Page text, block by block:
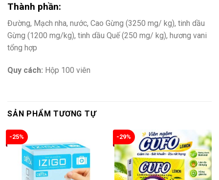
Thành phần:
Đường, Mạch nha, nước, Cao Gừng (3250 mg/ kg), tinh dầu
Gừng (1200 mg/kg), tinh dầu Quế (250 mg/ kg), hương vani
tổng hợp
Quy cách: Hộp 100 viên
SẢN PHẨM TƯƠNG TỰ
-25% -29%